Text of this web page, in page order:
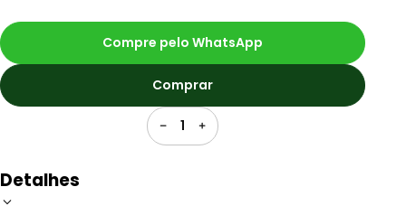
1
Comprar
Compre pelo WhatsApp
Detalhes